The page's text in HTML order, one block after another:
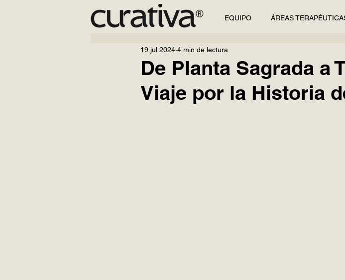
EQUIPO ÁREAS
De Planta Sagrada a
Viaje por la Historia
19 jul 2024 4 min de lectura